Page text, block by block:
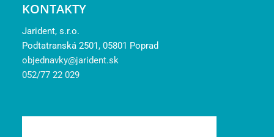
KONTAKTY
Jarident, s.r.o.
Podtatranská 2501, 05801 Poprad
objednavky@jarident.sk
052/77 22 029